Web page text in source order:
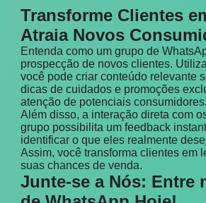
Transforme Clientes
Atraia Novos
Entenda como um grupo de
prospecção de novos clientes.
você pode criar conteúdo relevante
dicas de cuidados e promoções
atenção de potenciais consumidores.
Além disso, a interação direta com
grupo possibilita um feedback
identificar o que eles realmente
Assim, você transforma clientes em
suas chances de venda.
Junte-se a Nós: Entre